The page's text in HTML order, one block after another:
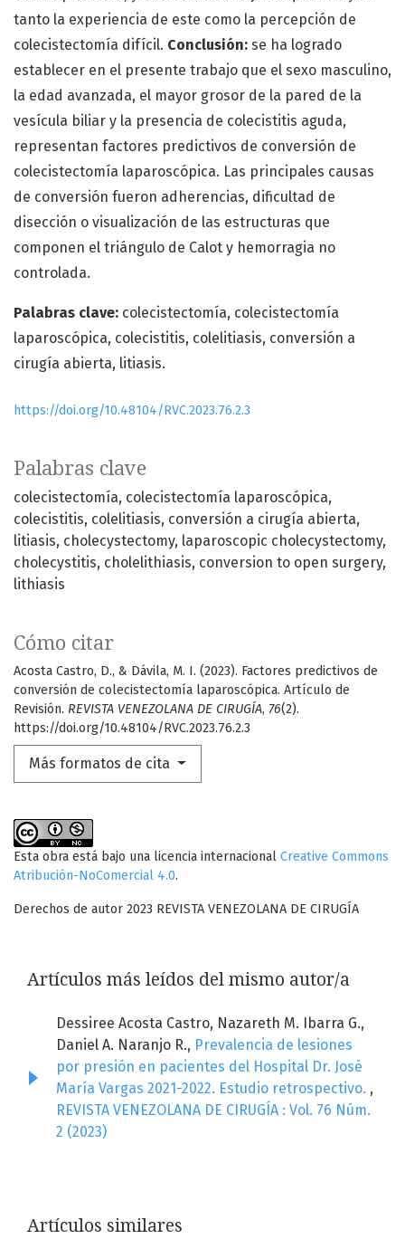
Palabras clave
colecistectomía, colecistectomía laparoscópica,
colecistitis, colelitiasis, conversión a cirugía abierta,
litiasis cholecystectomy, laparoscopic cholecystectomy,
cholecystitis, cholelithiasis, conversion to open surgery,
lithiasis
Cómo citar
Acosta Castro, D., & Dávila, M. I. (2023). Factores predictivos de
conversión de colecistectomía laparoscópica. Artículo de
Revisión. REVISTA VENEZOLANA DE CIRUGÍA, 76(2).
https://doi.org/10.48104/RVC.2023.76.2.3
Más formatos de cita
tanto la experiencia de este como la percepción de
colecistectomía difícil. Conclusión: se ha logrado
establecer en el presente trabajo que el sexo masculino,
la edad avanzada, el mayor grosor de la pared de la
vesícula biliar y la presencia de colecistitis aguda,
representan factores predictivos de conversión de
colecistectomía laparoscópica. Las principales causas
de conversión fueron adherencias, dificultad de
disección o visualización de las estructuras que
componen el triángulo de Calot y hemorragia no
controlada.
Palabras clave: colecistectomía, colecistectomía
laparoscópica, colecistitis, colelitiasis, conversión a
cirugía abierta, litiasis.
https://doi.org/10.48104/RVC.2023.76.2.3
Esta obra está bajo una licencia internacional Creative Commons
Atribución-NoComercial 4.0.
Derechos de autor 2023 REVISTA VENEZOLANA DE CIRUGÍA
Artículos más leídos del mismo autor/a
Dessiree Acosta Castro, Nazareth M. Ibarra G.,
Daniel A. Naranjo R., Prevalencia de lesiones
por presión en pacientes del Hospital Dr. José
María Vargas 2021-2022. Estudio retrospectivo. ,
REVISTA VENEZOLANA DE CIRUGÍA : Vol. 76 Núm.
2 (2023)
Artículos similares